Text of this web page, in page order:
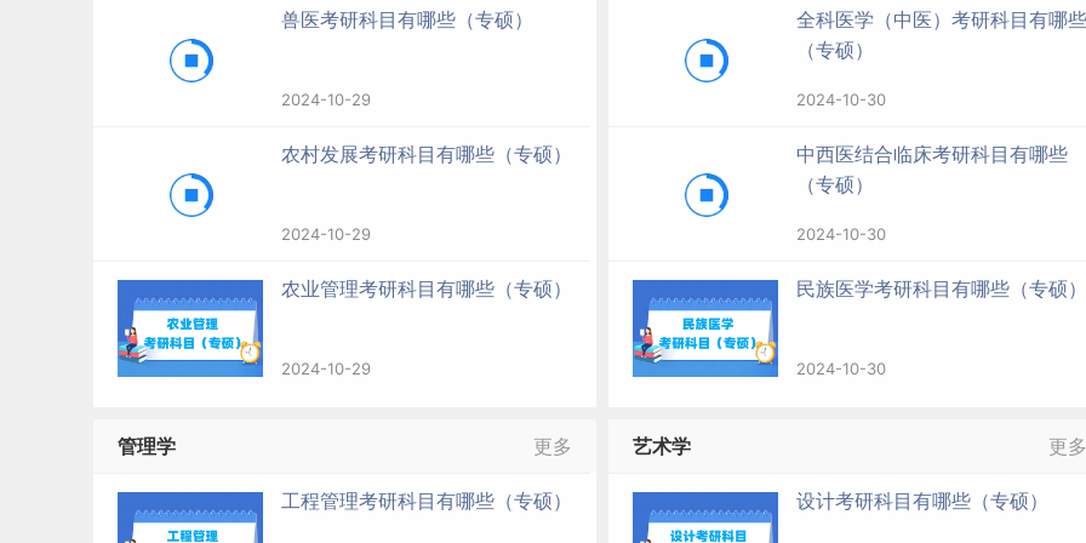
兽医考研科目有哪些（专硕）
2024-10-29
农村发展考研科目有哪些（专硕）
2024-10-29
农业管理考研科目有哪些（专硕）
2024-10-29
全科医学（中医）考研科目有哪些
（专硕）
2024-10-30
中西医结合临床考研科目有哪些
（专硕）
2024-10-30
民族医学考研科目有哪些（专硕）
2024-10-30
管理学 更多
工程管理考研科目有哪些（专硕）
艺术学 更多
设计考研科目有哪些（专硕）